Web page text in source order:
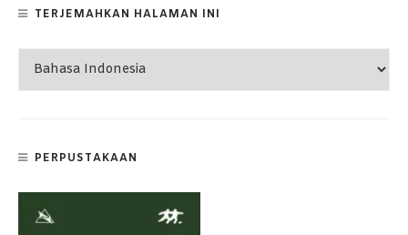
TERJEMAHKAN HALAMAN INI
PERPUSTAKAAN